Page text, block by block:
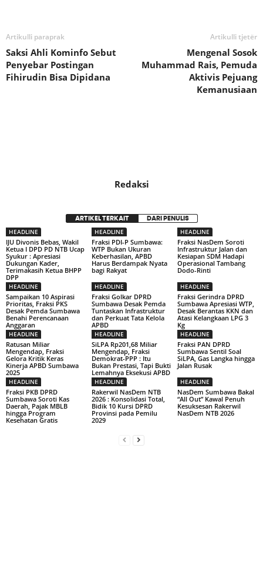
Artikulli paraprak
Saksi Ahli Kominfo Sebut
Penyebar Postingan
Fihirudin Bisa Dipidana
Artikulli tjetër
Mengenal Sosok
Muhammad Rais, Pemuda
Aktivis Pejuang
Kemanusiaan
Redaksi
ARTIKEL TERKAIT DARI PENULIS
HEADLINE
IJU Divonis Bebas, Wakil
Ketua I DPD PD NTB Ucap
Syukur : Apresiasi
Dukungan Kader,
Terimakasih Ketua BHPP
DPP
HEADLINE
Fraksi PDI-P Sumbawa:
WTP Bukan Ukuran
Keberhasilan, APBD
Harus Berdampak Nyata
bagi Rakyat
HEADLINE
Fraksi NasDem Soroti
Infrastruktur Jalan dan
Kesiapan SDM Hadapi
Operasional Tambang
Dodo-Rinti
HEADLINE
Sampaikan 10 Aspirasi
Prioritas, Fraksi PKS
Desak Pemda Sumbawa
Benahi Perencanaan
Anggaran
HEADLINE
Fraksi Golkar DPRD
Sumbawa Desak Pemda
Tuntaskan Infrastruktur
dan Perkuat Tata Kelola
APBD
HEADLINE
Fraksi Gerindra DPRD
Sumbawa Apresiasi WTP,
Desak Berantas KKN dan
Atasi Kelangkaan LPG 3
Kg
HEADLINE
Ratusan Miliar
Mengendap, Fraksi
Gelora Kritik Keras
Kinerja APBD Sumbawa
2025
HEADLINE
SiLPA Rp201,68 Miliar
Mengendap, Fraksi
Demokrat-PPP : Itu
Bukan Prestasi, Tapi Bukti
Lemahnya Eksekusi APBD
HEADLINE
Fraksi PAN DPRD
Sumbawa Sentil Soal
SiLPA, Gas Langka hingga
Jalan Rusak
HEADLINE
Fraksi PKB DPRD
Sumbawa Soroti Kas
Daerah, Pajak MBLB
hingga Program
Kesehatan Gratis
HEADLINE
Rakerwil NasDem NTB
2026 : Konsolidasi Total,
Bidik 10 Kursi DPRD
Provinsi pada Pemilu
2029
HEADLINE
NasDem Sumbawa Bakal
“All Out” Kawal Penuh
Kesuksesan Rakerwil
NasDem NTB 2026